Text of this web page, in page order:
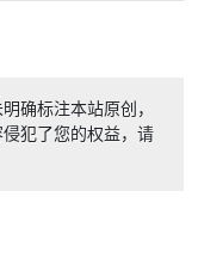
确标注本站原创，
犯了您的权益，请